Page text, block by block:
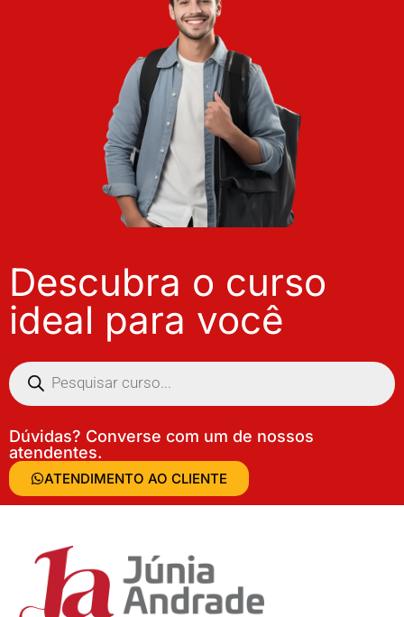
Descubra o curso
ideal para você
Dúvidas? Converse com um de nossos
atendentes.
ATENDIMENTO AO CLIENTE